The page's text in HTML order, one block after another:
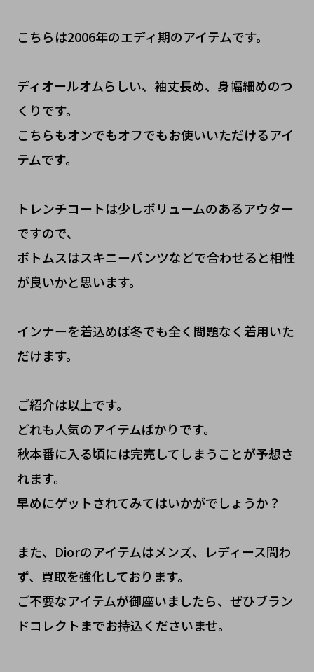
こちらは2006年のエディ期のアイテムです。
ディオールオムらしい、袖丈長め、身幅細めのつ
くりです。
こちらもオンでもオフでもお使いいただけるアイ
テムです。
トレンチコートは少しボリュームのあるアウター
ですので、
ボトムスはスキニーパンツなどで合わせると相性
が良いかと思います。
インナーを着込めば冬でも全く問題なく着用いた
だけます。
ご紹介は以上です。
どれも人気のアイテムばかりです。
秋本番に入る頃には完売してしまうことが予想さ
れます。
早めにゲットされてみてはいかがでしょうか？
また、Diorのアイテムはメンズ、レディース問わ
ず、買取を強化しております。
ご不要なアイテムが御座いましたら、ぜひブラン
ドコレクトまでお持込くださいませ。